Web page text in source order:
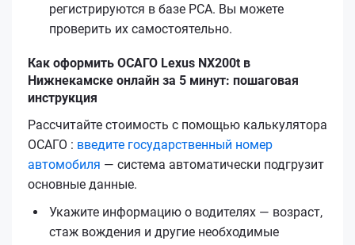
регистрируются в базе РСА. Вы можете
проверить их самостоятельно.
Как оформить ОСАГО Lexus NX200t в
Нижнекамске онлайн за 5 минут: пошаговая
инструкция
Рассчитайте стоимость с помощью калькулятора
ОСАГО : введите государственный номер
автомобиля — система автоматически подгрузит
основные данные.
Укажите информацию о водителях — возраст,
стаж вождения и другие необходимые